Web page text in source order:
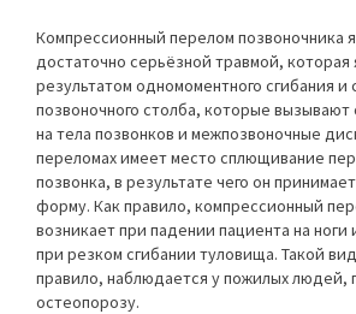
Компрессионный перелом позвоночника
достаточно серьёзной травмой, которая
результатом одномоментного сгибания и
позвоночного столба, которые вызывают
на тела позвонков и межпозвоночные
переломах имеет место сплющивание
позвонка, в результате чего он
форму. Как правило, компрессионный
возникает при падении пациента на ноги
при резком сгибании туловища. Такой
правило, наблюдается у пожилых людей,
остеопорозу.